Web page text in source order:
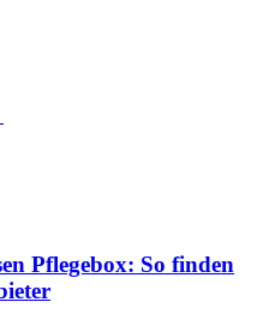
Pflegebox: So finden